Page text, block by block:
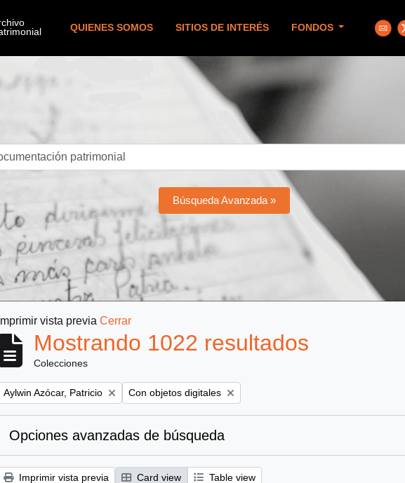
QUIENES SOMOS SITIOS DE INTERÉS FONDOS
Búsqueda Avanzada »
Imprimir vista previa Cerrar
Mostrando 1022 resultados
Colecciones
Remove filter:
Aylwin Azócar, Patricio Remove filter:
Con objetos digitales
Opciones avanzadas de búsqueda
Imprimir vista previa Card view Table view